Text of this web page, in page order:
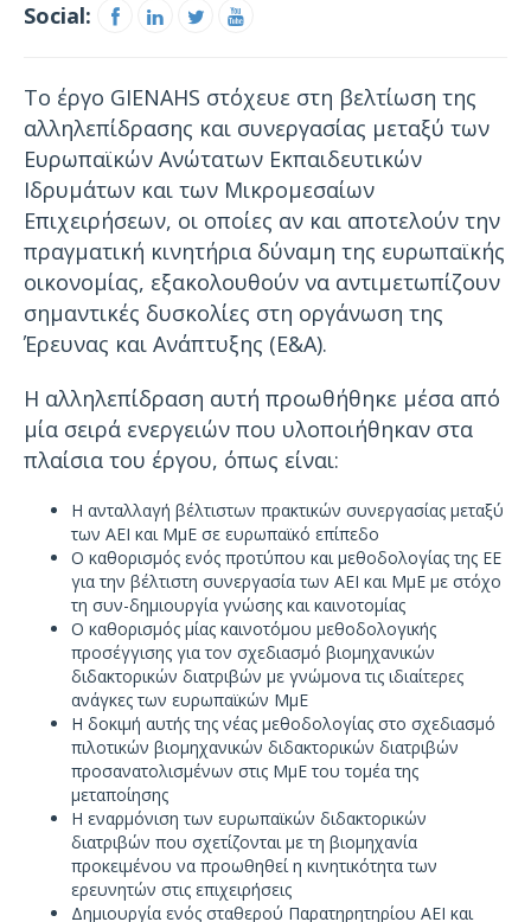
Social:
Το έργο GIENAHS στόχευε στη βελτίωση της
αλληλεπίδρασης και συνεργασίας μεταξύ των
Ευρωπαϊκών Ανώτατων Εκπαιδευτικών
Ιδρυμάτων και των Μικρομεσαίων
Επιχειρήσεων, οι οποίες αν και αποτελούν την
πραγματική κινητήρια δύναμη της ευρωπαϊκής
οικονομίας, εξακολουθούν να αντιμετωπίζουν
σημαντικές δυσκολίες στη οργάνωση της
Έρευνας και Ανάπτυξης (Ε&Α).
Η αλληλεπίδραση αυτή προωθήθηκε μέσα από
μία σειρά ενεργειών που υλοποιήθηκαν στα
πλαίσια του έργου, όπως είναι:
Η ανταλλαγή βέλτιστων πρακτικών συνεργασίας μεταξύ
των ΑΕΙ και ΜμΕ σε ευρωπαϊκό επίπεδο
Ο καθορισμός ενός προτύπου και μεθοδολογίας της ΕΕ
για την βέλτιστη συνεργασία των ΑΕΙ και ΜμΕ με στόχο
τη συν-δημιουργία γνώσης και καινοτομίας
Ο καθορισμός μίας καινοτόμου μεθοδολογικής
προσέγγισης για τον σχεδιασμό βιομηχανικών
διδακτορικών διατριβών με γνώμονα τις ιδιαίτερες
ανάγκες των ευρωπαϊκών ΜμΕ
Η δοκιμή αυτής της νέας μεθοδολογίας στο σχεδιασμό
πιλοτικών βιομηχανικών διδακτορικών διατριβών
προσανατολισμένων στις ΜμΕ του τομέα της
μεταποίησης
Η εναρμόνιση των ευρωπαϊκών διδακτορικών
διατριβών που σχετίζονται με τη βιομηχανία
προκειμένου να προωθηθεί η κινητικότητα των
ερευνητών στις επιχειρήσεις
Δημιουργία ενός σταθερού Παρατηρητηρίου ΑΕΙ και